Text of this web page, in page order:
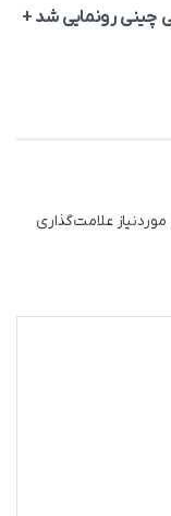
چینی رونمایی شد +
علامت‌گذاری